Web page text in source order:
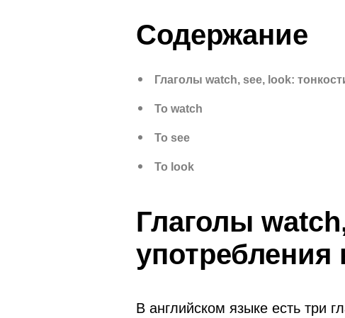
Содержание
Глаголы watch, see, look:
To watch
To see
To look
Глаголы
употребления
В английском языке есть три